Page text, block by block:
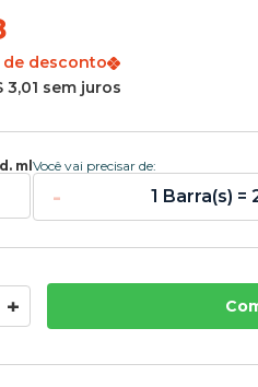
de desconto
3,01 sem juros
ml Você vai precisar de:
- 1 Barra(s) =